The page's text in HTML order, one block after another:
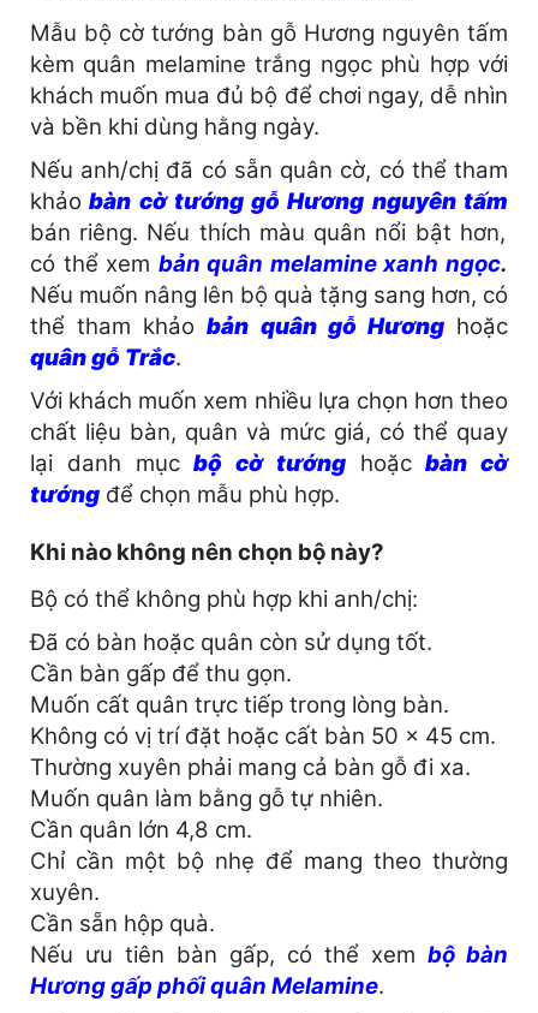
Mẫu bộ cờ tướng bàn gỗ Hương nguyên tấm
kèm quân melamine trắng ngọc phù hợp với
khách muốn mua đủ bộ để chơi ngay, dễ nhìn
và bền khi dùng hằng ngày.
Nếu anh/chị đã có sẵn quân cờ, có thể tham
khảo bàn cờ tướng gỗ Hương nguyên tấm
bán riêng. Nếu thích màu quân nổi bật hơn,
có thể xem bản quân melamine xanh ngọc.
Nếu muốn nâng lên bộ quà tặng sang hơn, có
thể tham khảobản quân gỗ Hươnghoặc
quân gỗ Trắc.
Với khách muốn xem nhiều lựa chọn hơn theo
chất liệu bàn, quân và mức giá, có thể quay
lại danh mụcbộ cờ tướnghoặcbàn cờ
tướng để chọn mẫu phù hợp.
Khi nào không nên chọn bộ này?
Bộ có thể không phù hợp khi anh/chị:
Đã có bàn hoặc quân còn sử dụng tốt.
Cần bàn gấp để thu gọn.
Muốn cất quân trực tiếp trong lòng bàn.
Không có vị trí đặt hoặc cất bàn 50 × 45 cm.
Thường xuyên phải mang cả bàn gỗ đi xa.
Muốn quân làm bằng gỗ tự nhiên.
Cần quân lớn 4,8 cm.
Chỉ cần một bộ nhẹ để mang theo thường
xuyên.
Cần sẵn hộp quà.
Nếu ưu tiên bàn gấp, có thể xem bộ bàn
Hương gấp phối quân Melamine.